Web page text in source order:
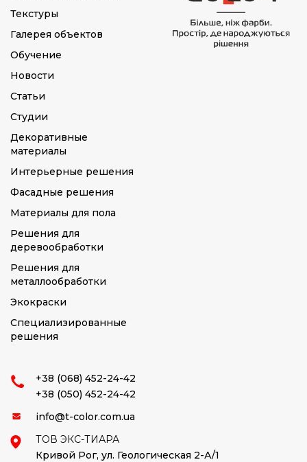
Текстуры
Галерея объектов
Обучение
Новости
Статьи
Студии
Декоративные
материалы
Интерьерные решения
Фасадные решения
Материалы для пола
Решения для
деревообработки
Решения для
металлообработки
Экокраски
Специализированные
решения
+38 (068) 452-24-42
+38 (050) 452-24-42
info@t-color.com.ua
ТОВ ЭКС-ТИАРА
Кривой Рог, ул. Геологическая 2-А/1